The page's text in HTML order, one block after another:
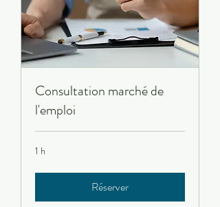
Consultation marché de
l'emploi
1 h
Réserver